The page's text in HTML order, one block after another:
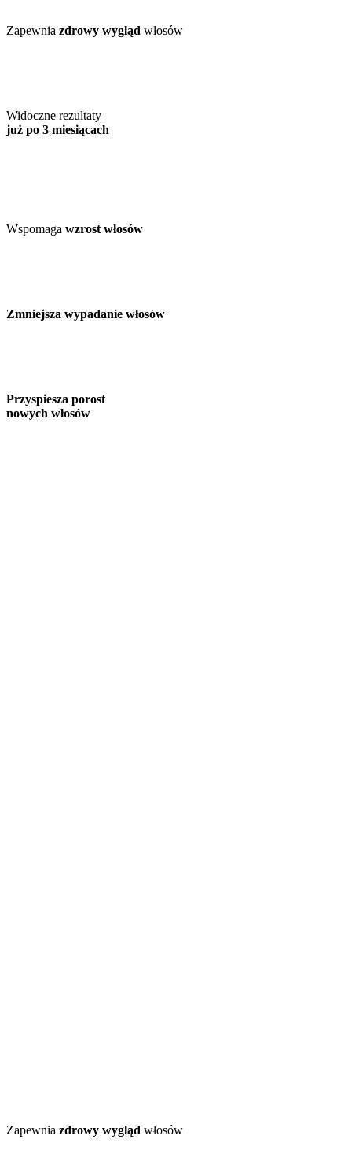
Zapewnia zdrowy wygląd włosów
Widoczne rezultaty
już po 3 miesiącach
Wspomaga wzrost włosów
Zmniejsza wypadanie włosów
Przyspiesza porost
nowych włosów
Zapewnia zdrowy wygląd włosów